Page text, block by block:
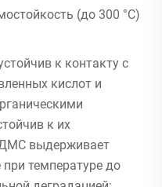
(до 300 °C)
к контакту с
кислот и
к их
выдерживает
температуре до